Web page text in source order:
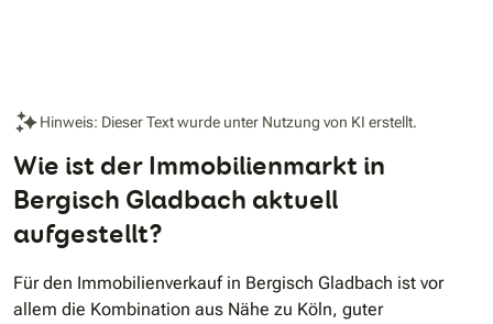
Hinweis: Dieser Text wurde unter Nutzung von KI erstellt.
Wie ist der Immobilienmarkt in
Bergisch Gladbach aktuell
aufgestellt?
Für den Immobilienverkauf in Bergisch Gladbach ist vor
allem die Kombination aus Nähe zu Köln, guter